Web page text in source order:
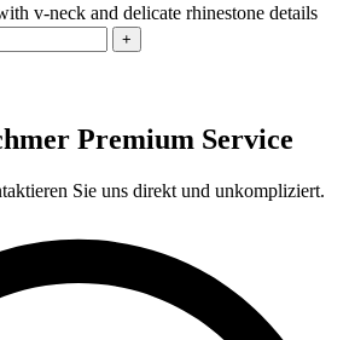
v-neck and delicate rhinestone details
Premium Service
Sie uns direkt und unkompliziert.